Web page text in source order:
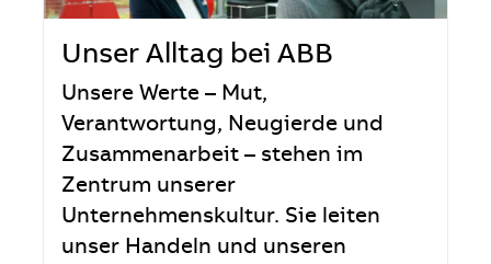
Unser Alltag bei ABB
Unsere Werte – Mut,
Verantwortung, Neugierde und
Zusammenarbeit – stehen im
Zentrum unserer
Unternehmenskultur. Sie leiten
unser Handeln und unseren